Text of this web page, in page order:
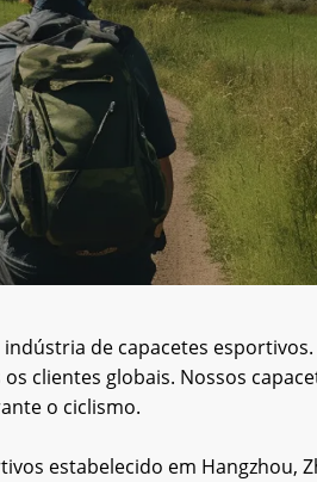
de capacetes
clientes globais. Nossos
o ciclismo.
estabelecido em